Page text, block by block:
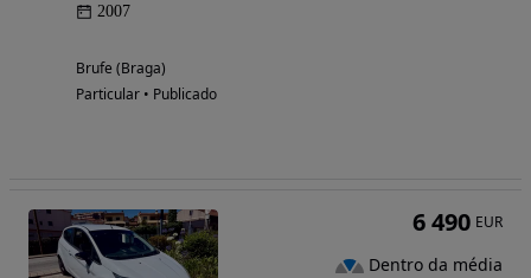
2007
Brufe (Braga)
Particular • Publicado
6 490 EUR
Dentro da média